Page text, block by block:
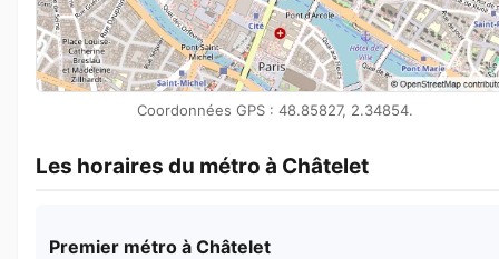
Coordonnées GPS : 48.85827, 2.34854.
Les horaires du métro à Châtelet
Premier métro à Châtelet